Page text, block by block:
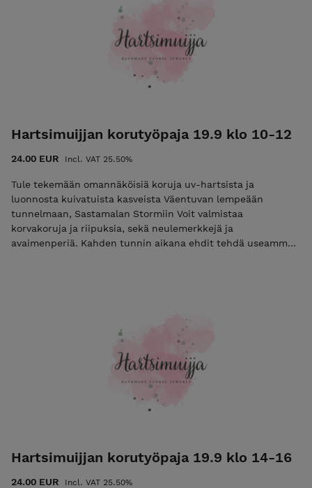
Hartsimuijjan korutyöpaja 19.9 klo 10-12
24.00 EUR Incl. VAT 25.50%
Tule tekemään omannäköisiä koruja uv-hartsista ja
luonnosta kuivatuista kasveista Väentuvan lempeään
tunnelmaan, Sastamalan Stormiin Voit valmistaa
korvakoruja ja riipuksia, sekä neulemerkkejä ja
avaimenperiä. Kahden tunnin aikana ehdit tehdä useamman
Hartsimuijjan korutyöpaja 19.9 klo 14-16
24.00 EUR Incl. VAT 25.50%